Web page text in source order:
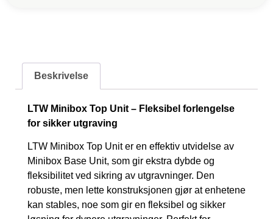
Beskrivelse
LTW Minibox Top Unit – Fleksibel forlengelse
for sikker utgraving
LTW Minibox Top Unit er en effektiv utvidelse av
Minibox Base Unit, som gir ekstra dybde og
fleksibilitet ved sikring av utgravninger. Den
robuste, men lette konstruksjonen gjør at enhetene
kan stables, noe som gir en fleksibel og sikker